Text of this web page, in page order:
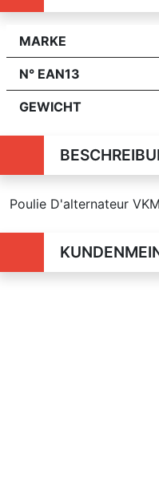
MARKE
N° EAN13
GEWICHT
Poulie D'alternateur